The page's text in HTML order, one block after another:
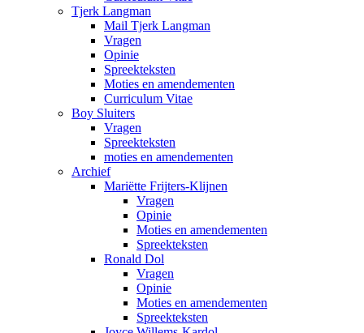
Tjerk Langman
Mail Tjerk Langman
Vragen
Opinie
Spreekteksten
Moties en amendementen
Curriculum Vitae
Boy Sluiters
Vragen
Spreekteksten
moties en amendementen
Archief
Mariëtte Frijters-Klijnen
Vragen
Opinie
Moties en amendementen
Spreekteksten
Ronald Dol
Vragen
Opinie
Moties en amendementen
Spreekteksten